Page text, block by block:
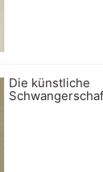
Die künstliche